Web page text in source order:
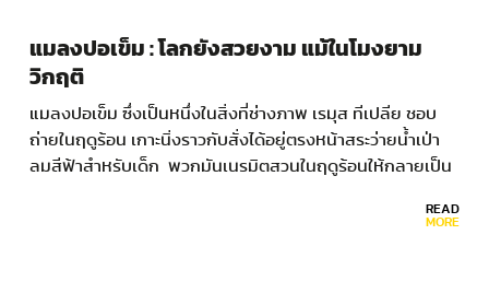
แมลงปอเข็ม : โลกยังสวยงาม แม้ในโมงยาม
วิกฤติ
แมลงปอเข็ม ซึ่งเป็นหนึ่งในสิ่งที่ช่างภาพ เรมุส ทีเปลีย ชอบ
ถ่ายในฤดูร้อน เกาะนิ่งราวกับสั่งได้อยู่ตรงหน้าสระว่ายน้ำเป่า
ลมสีฟ้าสำหรับเด็ก พวกมันเนรมิตสวนในฤดูร้อนให้กลายเป็น
READ
MORE